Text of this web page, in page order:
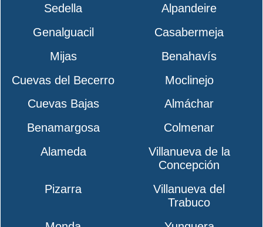
Sedella
Alpandeire
Genalguacil
Casabermeja
Mijas
Benahavís
Cuevas del Becerro
Moclinejo
Cuevas Bajas
Almáchar
Benamargosa
Colmenar
Alameda
Villanueva de la
Concepción
Pizarra
Villanueva del
Trabuco